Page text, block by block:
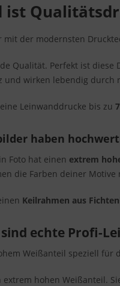
ist
der modernsten
Qualität. Perfekt ist
wirken lebendig durch
Leinwanddrucke bis zu
haben
Foto hat einen extrem
die Farben deiner
Keilrahmen aus
echte Profi-
Weißanteil speziell für
hohen Weißanteil.